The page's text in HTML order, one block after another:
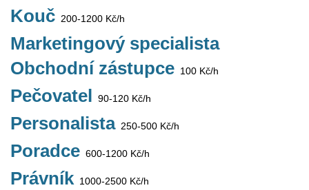
Kouč 200-1200 Kč/h
Marketingový specialista
Obchodní zástupce 100 Kč/h
Pečovatel 90-120 Kč/h
Personalista250-500 Kč/h
Poradce 600-1200 Kč/h
Právník 1000-2500 Kč/h